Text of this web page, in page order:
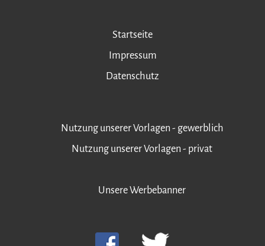
Startseite
Impressum
Datenschutz
Nutzung unserer Vorlagen - gewerblich
Nutzung unserer Vorlagen - privat
Unsere Werbebanner